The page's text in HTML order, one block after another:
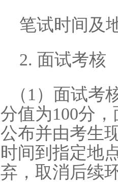
笔试时间及
2. 面试考核
（ 1）面试考
分值为100分
公布并由考生
时间到指定地
弃，取消后续